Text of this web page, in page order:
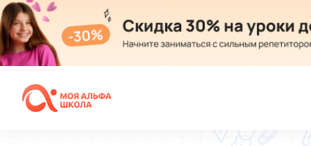
Альфашкола Статьи